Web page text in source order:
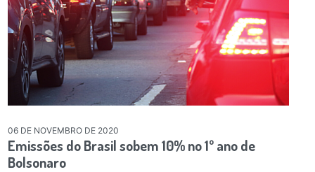
06 DE NOVEMBRO DE 2020
Emissões do Brasil sobem 10% no 1º ano de
Bolsonaro